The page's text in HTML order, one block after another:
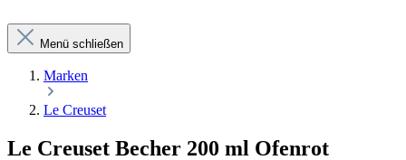
Menü schließen
Marken
Le Creuset
Le Creuset Becher 200 ml Ofenrot